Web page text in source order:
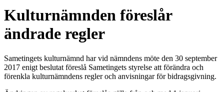
Kulturnämnden föreslår
ändrade regler
Sametingets kulturnämnd har vid nämndens möte den 30 september
2017 enigt beslutat föreslå Sametingets styrelse att förändra och
förenkla kulturnämndens regler och anvisningar för bidragsgivning.